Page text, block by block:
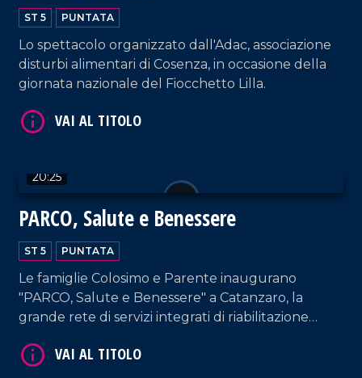
ST 5 PUNTATA
Lo spettacolo organizzato dall'Adac, associazione
disturbi alimentari di Cosenza, in occasione della
giornata nazionale del Fiocchetto Lilla.
20:25
PARCO, Salute e Benessere
ST 5 PUNTATA
Le famiglie Colosimo e Parente inaugurano
"PARCO, Salute e Benessere" a Catanzaro, la
grande rete di servizi integrati di riabilitazione
VAI AL TITOLO